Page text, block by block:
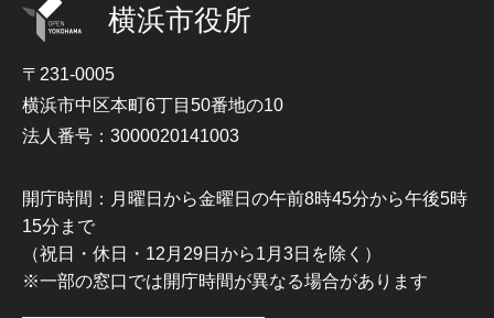
横浜市役所
〒231-0005
横浜市中区本町6丁目50番地の10
法人番号：3000020141003
開庁時間：月曜日から金曜日の午前8時45分から午後5時
15分まで
（祝日・休日・12月29日から1月3日を除く）
※一部の窓口では開庁時間が異なる場合があります